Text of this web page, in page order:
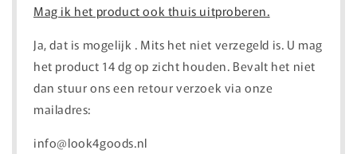
Mag ik het product ook thuis uitproberen.
Ja, dat is mogelijk . Mits het niet verzegeld is. U mag
het product 14 dg op zicht houden. Bevalt het niet
dan stuur ons een retour verzoek via onze
mailadres:
info@look4goods.nl